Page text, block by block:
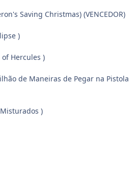
Saving Christmas) (VENCEDOR)
)
Hercules )
de Maneiras de Pegar na Pistola
)